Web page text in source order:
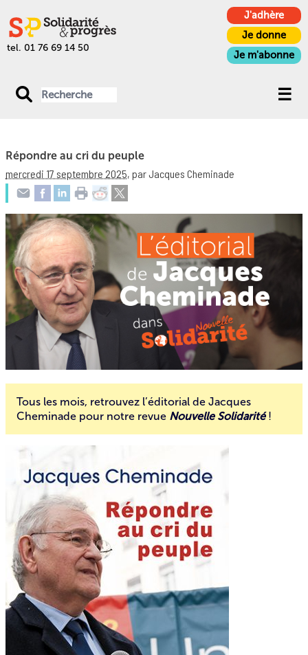
tel. 01 76 69 14 50
J'adhère
Je donne
Je m'abonne
Répondre au cri du peuple
mercredi 17 septembre 2025, par Jacques Cheminade
Tous les mois, retrouvez l’éditorial de Jacques
Cheminade pour notre revue Nouvelle Solidarité!